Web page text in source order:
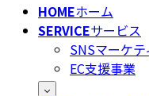
HOMEホーム
SERVICEサービス
SNSマーケ
EC支援事業